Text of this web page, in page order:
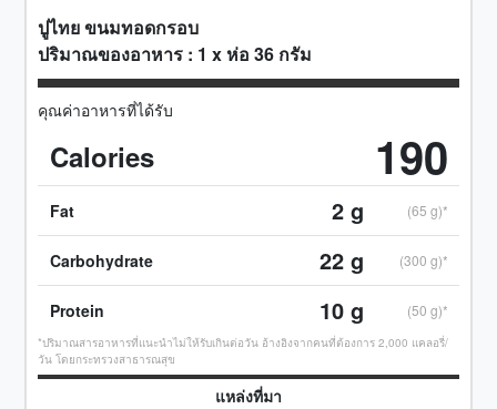
ปูไทย ขนมทอดกรอบ
ปริมาณของอาหาร : 1 x ห่อ 36 กรัม
คุณค่าอาหารที่ได้รับ
Calories 190
Fat 2g (65 g)*
Carbohydrate 22g (300 g)*
Protein 10g (50 g)*
*ปริมาณสารอาหารที่แนะนำไม่ให้รับเกินต่อวัน อ้างอิงจากคนที่ต้องการ 2,000 แคลอรี่/
วัน โดยกระทรวงสาธารณสุข
แหล่งที่มา